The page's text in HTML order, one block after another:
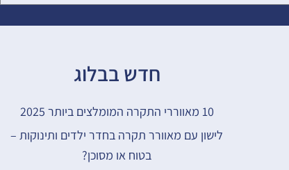
חדש בבלוג
10 מאווררי התקרה המומלצים ביותר 2025
לישון עם מאוורר תקרה בחדר ילדים ותינוקות –
בטוח או מסוכן?